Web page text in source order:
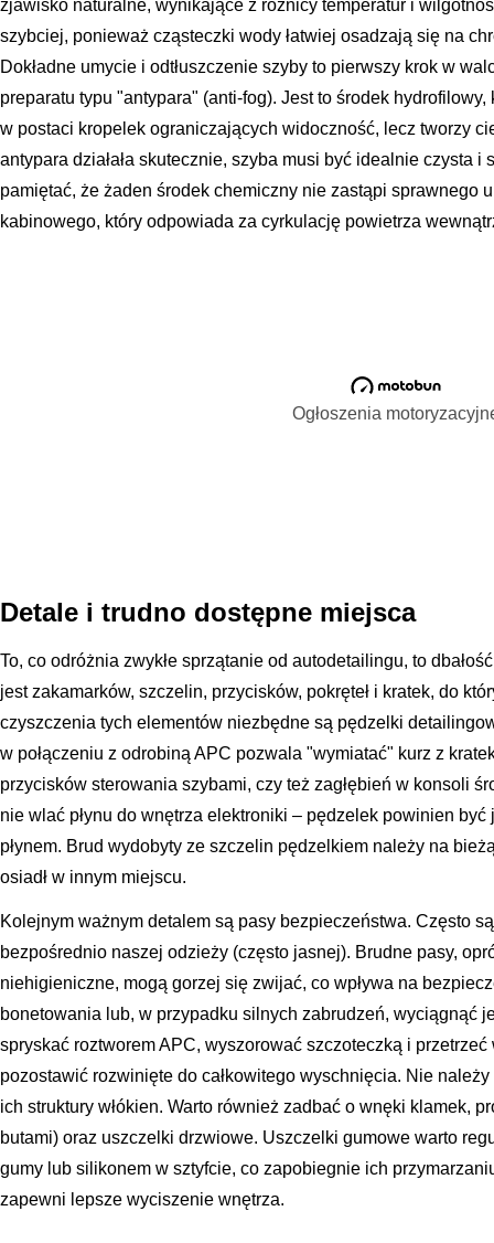
zjawisko naturalne, wynikające z różnicy temperatur i
szybciej, ponieważ cząsteczki wody łatwiej osadzają się na
Dokładne umycie i odtłuszczenie szyby to pierwszy krok w
preparatu typu "antypara" (anti-fog). Jest to środek
w postaci kropelek ograniczających widoczność, lecz tworzy
antypara działała skutecznie, szyba musi być idealnie czysta
pamiętać, że żaden środek chemiczny nie zastąpi sprawnego
kabinowego, który odpowiada za cyrkulację powietrza
Ogłoszenia
Detale i trudno dostępne miejsca
To, co odróżnia zwykłe sprzątanie od autodetailingu, to
jest zakamarków, szczelin, przycisków, pokręteł i kratek, do
czyszczenia tych elementów niezbędne są pędzelki
w połączeniu z odrobiną APC pozwala "wymiatać" kurz z
przycisków sterowania szybami, czy też zagłębień w konsoli
nie wlać płynu do wnętrza elektroniki – pędzelek powinien
płynem. Brud wydobyty ze szczelin pędzelkiem należy na
osiadł w innym miejscu.
Kolejnym ważnym detalem są pasy bezpieczeństwa. Często
bezpośrednio naszej odzieży (często jasnej). Brudne pasy,
niehigieniczne, mogą gorzej się zwijać, co wpływa na
bonetowania lub, w przypadku silnych zabrudzeń, wyciągnąć
spryskać roztworem APC, wyszorować szczoteczką i
pozostawić rozwinięte do całkowitego wyschnięcia. Nie
ich struktury włókien. Warto również zadbać o wnęki klamek,
butami) oraz uszczelki drzwiowe. Uszczelki gumowe warto
gumy lub silikonem w sztyfcie, co zapobiegnie ich
zapewni lepsze wyciszenie wnętrza.